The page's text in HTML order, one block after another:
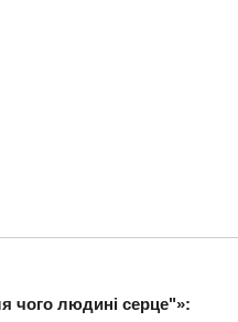
чого людині серце"»: